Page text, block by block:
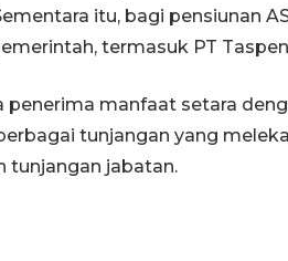
itu, bagi pensiunan
termasuk PT
penerima manfaat setara
tunjangan yang
tunjangan jabatan.